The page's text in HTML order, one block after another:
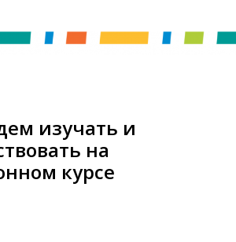
изучать и
на
курсе